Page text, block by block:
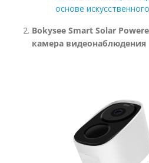
основе
Bokysee Smart Solar
камера видеонаблюдения